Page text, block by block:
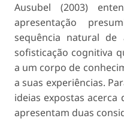
Ausubel (2003)
apresentação
sequência natural de
sofisticação cognitiva
a um corpo de
a suas experiências.
ideias expostas
apresentam duas